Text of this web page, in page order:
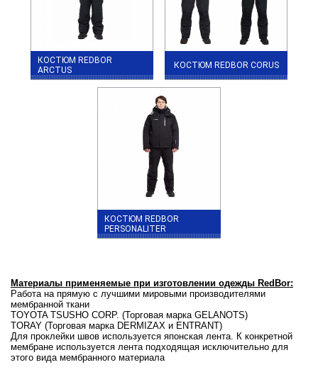
КОСТЮМ REDBOR
ARCTUS
КОСТЮМ REDBOR CORUS
КОСТЮМ REDBOR
PERSONALITER
Материалы применяемые при изготовлении одежды RedBor:
Работа на прямую с лучшими мировыми производителями
мембранной ткани
TOYOTA TSUSHO CORP. (Торговая марка GELANOTS)
TORAY (Торговая марка DERMIZAX и ENTRANT)
Для проклейки швов используется японская лента. К конкретной
мембране используется лента подходящая исключительно для
этого вида мембранного материала